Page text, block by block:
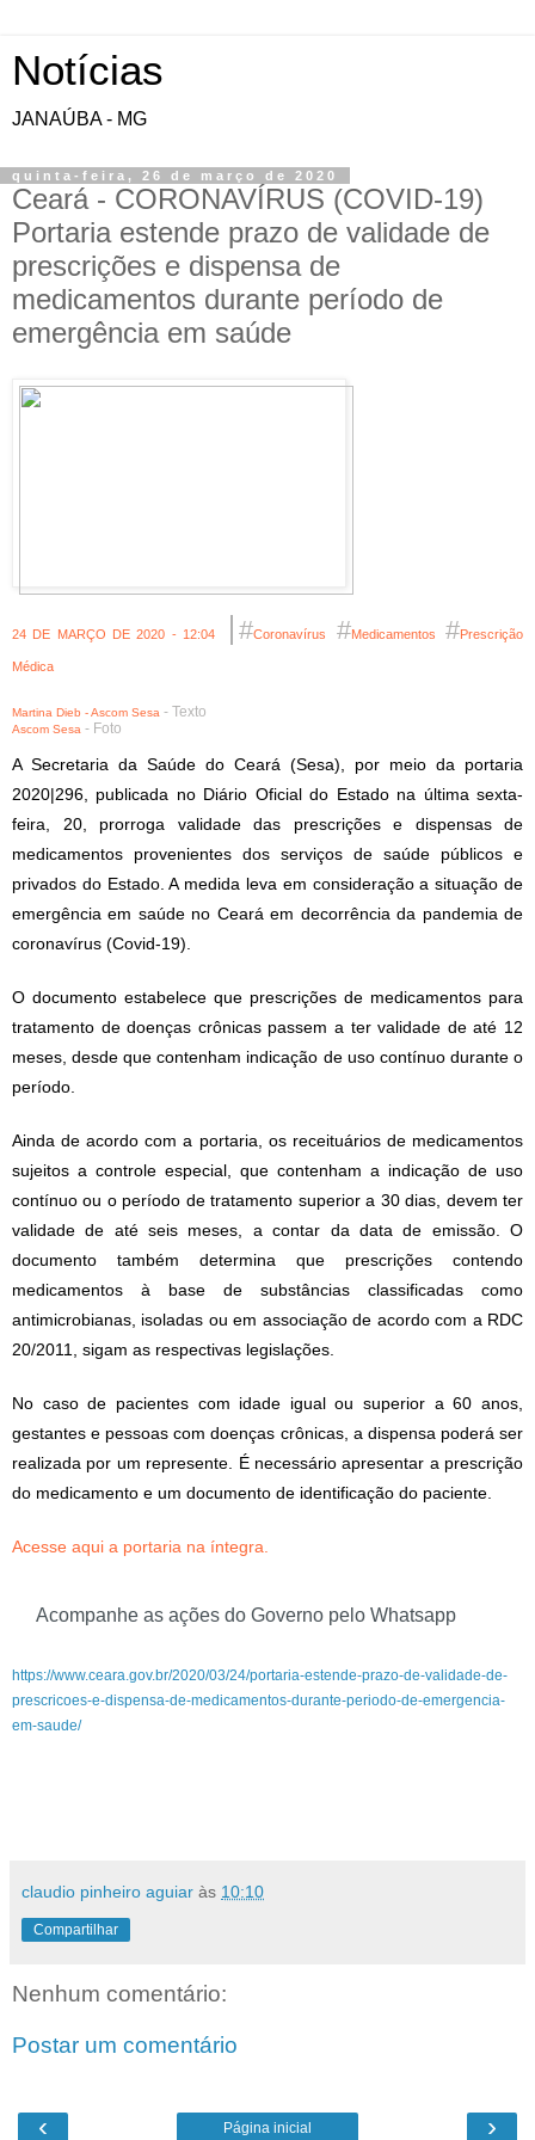
Notícias
JANAÚBA - MG
quinta-feira, 26 de março de 2020
Ceará - CORONAVÍRUS (COVID-19)
Portaria estende prazo de validade de
prescrições e dispensa de
medicamentos durante período de
emergência em saúde
24 DE MARÇO DE 2020 - 12:04 #Coronavírus #Medicamentos #Prescrição
Médica
Martina Dieb - Ascom Sesa - Texto
Ascom Sesa - Foto
A Secretaria da Saúde do Ceará (Sesa), por meio da portaria
2020|296, publicada no Diário Oficial do Estado na última sexta-
feira, 20, prorroga validade das prescrições e dispensas de
medicamentos provenientes dos serviços de saúde públicos e
privados do Estado. A medida leva em consideração a situação de
emergência em saúde no Ceará em decorrência da pandemia de
coronavírus (Covid-19).
O documento estabelece que prescrições de medicamentos para
tratamento de doenças crônicas passem a ter validade de até 12
meses, desde que contenham indicação de uso contínuo durante o
período.
Ainda de acordo com a portaria, os receituários de medicamentos
sujeitos a controle especial, que contenham a indicação de uso
contínuo ou o período de tratamento superior a 30 dias, devem ter
validade de até seis meses, a contar da data de emissão. O
documento também determina que prescrições contendo
medicamentos à base de substâncias classificadas como
antimicrobianas, isoladas ou em associação de acordo com a RDC
20/2011, sigam as respectivas legislações.
No caso de pacientes com idade igual ou superior a 60 anos,
gestantes e pessoas com doenças crônicas, a dispensa poderá ser
realizada por um represente. É necessário apresentar a prescrição
do medicamento e um documento de identificação do paciente.
Acesse aqui a portaria na íntegra.
Acompanhe as ações do Governo pelo Whatsapp
https://www.ceara.gov.br/2020/03/24/portaria-estende-prazo-de-validade-de-
prescricoes-e-dispensa-de-medicamentos-durante-periodo-de-emergencia-
em-saude/
claudio pinheiro aguiar às 10:10
Compartilhar
Nenhum comentário:
Postar um comentário
‹ ›
Página inicial